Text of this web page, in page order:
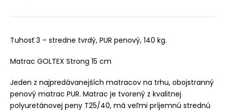
cena:
Tuhosť 3 – stredne tvrdý, PUR penový, 140 kg.
Matrac GOLTEX Strong 15 cm
Jeden z najpredávanejších matracov na trhu, obojstranný
penový matrac PUR. Matrac je tvorený z kvalitnej
polyuretánovej peny T25/40, má veľmi príjemnú strednú